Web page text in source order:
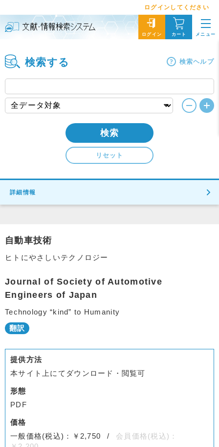
ログインしてください
ログイン カート メニュー
検索する 検索ヘルプ
検索
リセット
詳細情報
自動車技術
ヒトにやさしいテクノロジー
Journal of Society of Automotive
Engineers of Japan
Technology “kind” to Humanity
提供方法
本サイト上にてダウンロード・閲覧可
形態
PDF
価格
一般価格(税込)：￥2,750
会員価格(税込)：